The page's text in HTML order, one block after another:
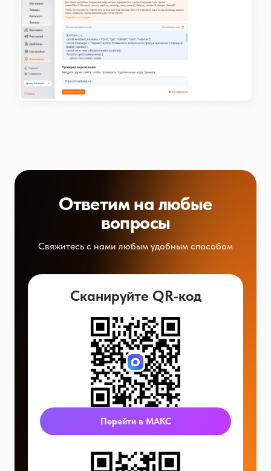
Ответим на любые
вопросы
Свяжитесь с нами любым удобным способом
Сканируйте QR-код
Перейти в МАКС